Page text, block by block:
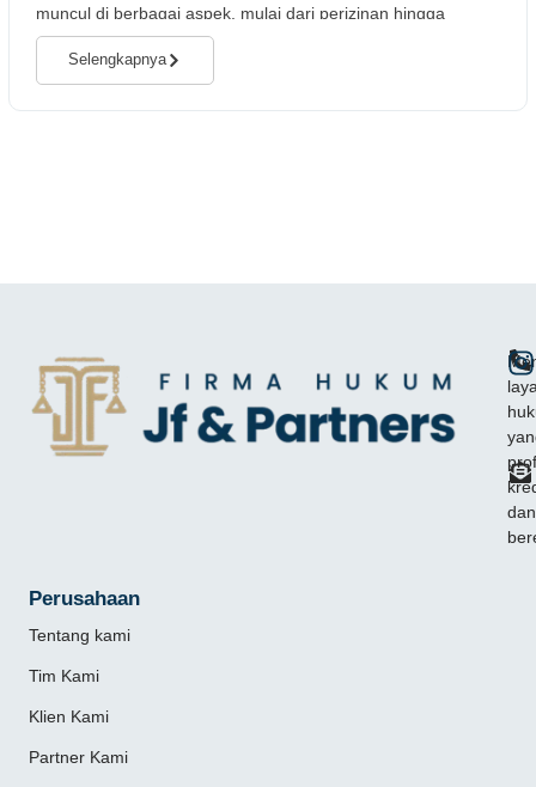
muncul di berbagai aspek, mulai dari perizinan hingga
Selengkapnya
dan
Perusahaan
Tentang kami
Tim Kami
Klien Kami
Partner Kami